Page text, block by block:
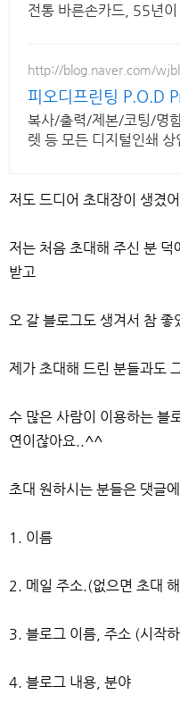
전통 바른손카드, 55년이
http://blog.naver.com/
피오디프린팅 P.O.D
복사/출력/제본/코팅/명
렛 등 모든 디지털인쇄 상
저도 드디어 초대장이 생겼
저는 처음 초대해 주신 분 덕
받고
오 갈 블로그도 생겨서 참 좋
제가 초대해 드린 분들과도
수 많은 사람이 이용하는 블
연이잖아요..^^
초대 원하시는 분들은 댓글에
1. 이름
2. 메일 주소.(없으면 초대
3. 블로그 이름, 주소 (시작
4. 블로그 내용, 분야